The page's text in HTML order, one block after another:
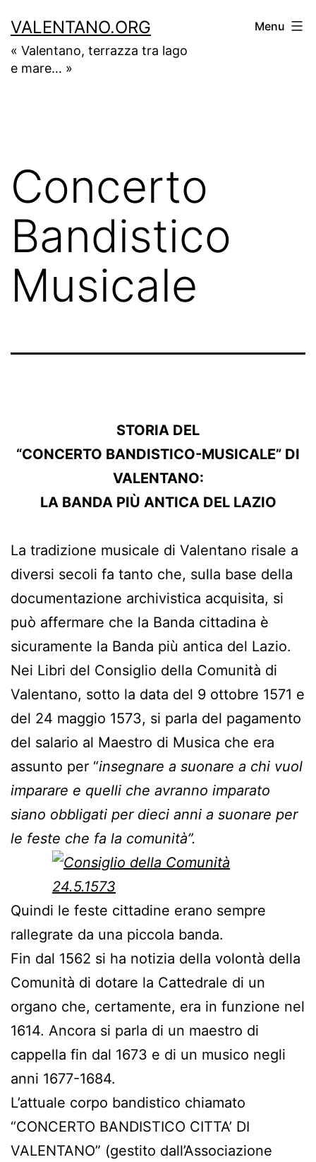
contenuto
VALENTANO.ORG
« Valentano, terrazza tra lago
e mare… »
Menu
Concerto
Bandistico
Musicale
STORIA DEL
“CONCERTO BANDISTICO-MUSICALE” DI
VALENTANO:
LA BANDA PIÙ ANTICA DEL LAZIO
La tradizione musicale di Valentano risale a
diversi secoli fa tanto che, sulla base della
documentazione archivistica acquisita, si
può affermare che la Banda cittadina è
sicuramente la Banda più antica del Lazio.
Nei Libri del Consiglio della Comunità di
Valentano, sotto la data del 9 ottobre 1571 e
del 24 maggio 1573, si parla del pagamento
del salario al Maestro di Musica che era
assunto per “insegnare a suonare a chi vuol
imparare e quelli che avranno imparato
siano obbligati per dieci anni a suonare per
le feste che fa la comunità”.
Quindi le feste cittadine erano sempre
rallegrate da una piccola banda.
Fin dal 1562 si ha notizia della volontà della
Comunità di dotare la Cattedrale di un
organo che, certamente, era in funzione nel
1614. Ancora si parla di un maestro di
cappella fin dal 1673 e di un musico negli
anni 1677-1684.
L’attuale corpo bandistico chiamato
“CONCERTO BANDISTICO CITTA’ DI
VALENTANO” (gestito dall’Associazione